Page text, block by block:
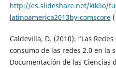
http://es.slideshare.net/kiklio/
latinoamerica2013by-comscore
Caldevilla, D. (2010): “Las
consumo de las redes 2.0 en la
Documentación de las Ciencias